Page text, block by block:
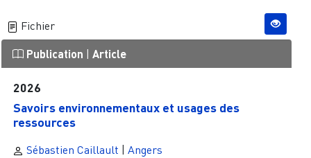
Fichier
Publication | Article
2026
Savoirs environnementaux et usages des
ressources
Sébastien Caillault Angers